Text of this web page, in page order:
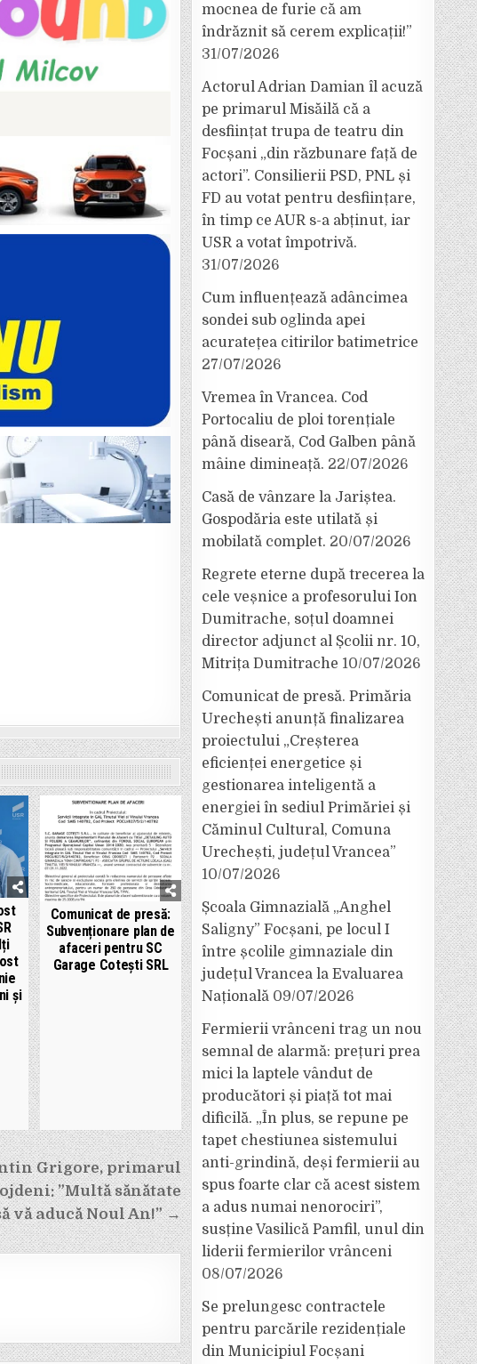
și
Comunicat de presă:
Subvenționare plan de
afaceri pentru SC
Garage Cotești SRL
Grigore, primarul
”Multă sănătate
vă aducă Noul An!” →
mocnea de furie că am
îndrăznit să cerem explicații!”
31/07/2026
Actorul Adrian Damian îl acuză
pe primarul Misăilă că a
desființat trupa de teatru din
Focșani „din răzbunare față de
actori”. Consilierii PSD, PNL și
FD au votat pentru desființare,
în timp ce AUR s-a abținut, iar
USR a votat împotrivă.
31/07/2026
Cum influențează adâncimea
sondei sub oglinda apei
acuratețea citirilor batimetrice
27/07/2026
Vremea în Vrancea. Cod
Portocaliu de ploi torențiale
până diseară, Cod Galben până
mâine dimineață. 22/07/2026
Casă de vânzare la Jariștea.
Gospodăria este utilată și
mobilată complet. 20/07/2026
Regrete eterne după trecerea la
cele veșnice a profesorului Ion
Dumitrache, soțul doamnei
director adjunct al Școlii nr. 10,
Mitrița Dumitrache 10/07/2026
Comunicat de presă. Primăria
Urechești anunță finalizarea
proiectului „Creșterea
eficienței energetice și
gestionarea inteligentă a
energiei în sediul Primăriei și
Căminul Cultural, Comuna
Urechești, județul Vrancea”
10/07/2026
Școala Gimnazială „Anghel
Saligny” Focșani, pe locul I
între școlile gimnaziale din
județul Vrancea la Evaluarea
Națională 09/07/2026
Fermierii vrânceni trag un nou
semnal de alarmă: prețuri prea
mici la laptele vândut de
producători și piață tot mai
dificilă. „În plus, se repune pe
tapet chestiunea sistemului
anti-grindină, deși fermierii au
spus foarte clar că acest sistem
a adus numai nenorociri”,
susține Vasilică Pamfil, unul din
liderii fermierilor vrânceni
08/07/2026
Se prelungesc contractele
pentru parcările rezidențiale
din Municipiul Focșani